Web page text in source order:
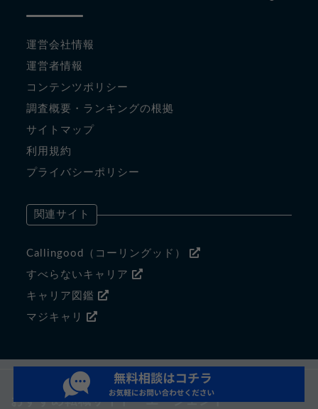
運営会社情報
運営者情報
コンテンツポリシー
調査概要・ランキングの根拠
サイトマップ
利用規約
プライバシーポリシー
関連サイト
Callingood（コーリングッド）
すべらないキャリア
キャリア図鑑
マジキャリ
おすすめ転職サイト・エージェント